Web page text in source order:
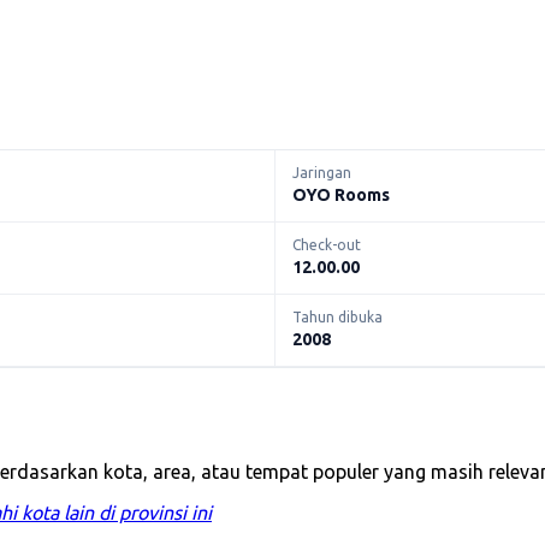
Jaringan
OYO Rooms
Check-out
12.00.00
Tahun dibuka
2008
kota, area, atau tempat populer yang masih
kota lain di provinsi ini